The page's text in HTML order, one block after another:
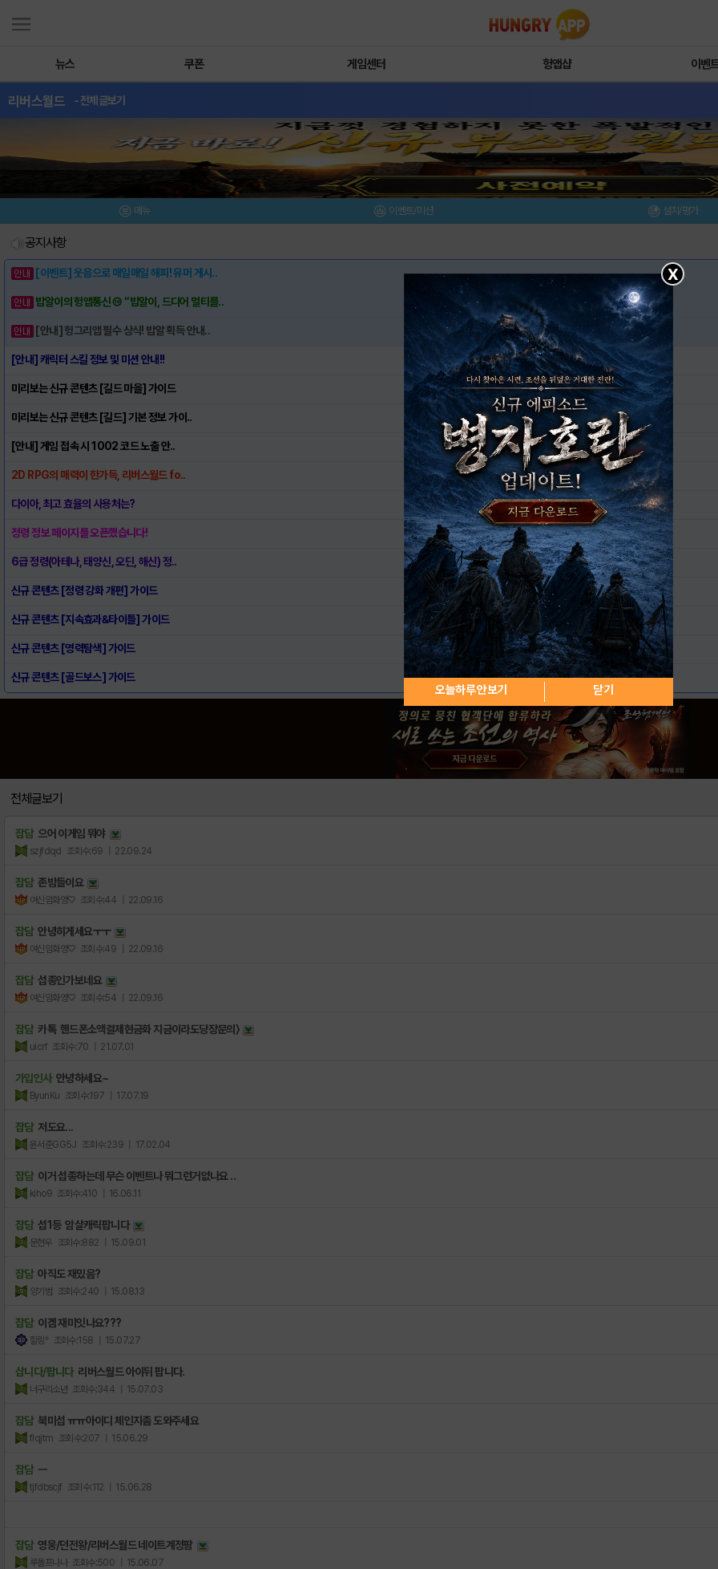
뉴스 쿠폰 게임센터 헝앱샵 이벤
리버스월드 - 전체글보기
메뉴 이벤트/미션 설치/평가
공지사항
[이벤트] 웃음으로 매일매일 해피! 유머 게시..
밥알이의 헝앱통신 ⑲ “밥알이, 드디어 멀티를..
[안내] 헝그리앱 필수 상식! 밥알 획득 안내..
[안내] 캐릭터 스킬 정보 및 미션 안내!!
미리보는 신규 콘텐츠 [길드 마을] 가이드
미리보는 신규 콘텐츠 [길드] 기본 정보 가이..
[안내] 게임 접속 시 1002 코드 노출 안..
2D RPG의 매력이 한가득, 리버스월드 fo..
다이아, 최고 효율의 사용처는?
정령 정보 페이지를 오픈했습니다!
6급 정령(아테나, 태양신, 오딘, 해신) 정..
신규 콘텐츠 [정령 강화 개편] 가이드
신규 콘텐츠 [지속효과&타이틀] 가이드
신규 콘텐츠 [영력탐색] 가이드
신규 콘텐츠 [골드보스] 가이드
전체글보기
잡담 으어 이게임 뭐야
szjfdqd 조회수:69 | 22.09.24
잡담 존밤들이요
여신임화영♡ 조회수:44 | 22.09.16
잡담 안녕히게세요ㅜㅜ
여신임화영♡ 조회수:49 | 22.09.16
잡담 섭종인가보네요
여신임화영♡ 조회수:54 | 22.09.16
잡담 카톡 핸드폰소액결제현금화 지금이라도당장문의〉
uicrf 조회수:70 | 21.07.01
가입인사 안녕하세요~
ByunKu 조회수:197 | 17.07.19
잡담 저도요...
윤서준GG5J 조회수:239 | 17.02.04
잡담 이거 섭종하는데 무슨 이벤트나 뭐그런거없나요 ..
kiho9 조회수:410 | 16.06.11
잡담 섭1등 암살캐릭팝니다
문현우 조회수:882 | 15.09.01
잡담 아직도 재밌음?
양기범 조회수:240 | 15.08.13
잡담 이겜 재미잇나요???
힐링° 조회수:158 | 15.07.27
삽니다/팝니다 리버스월드 아이뒤 팝니다.
너구리소년 조회수:344 | 15.07.03
잡담 북미섭 ㅠㅠ아이디 체인지좀 도와주세요
flqjtm 조회수:207 | 15.06.29
잡담 ㅡ
tjfdbscjf 조회수:112 | 15.06.28
잡담 영웅/던전왕/리버스월드 네이트계정팜
루돌프나나 조회수:500 | 15.06.07
X
오늘하루 안보기 닫기